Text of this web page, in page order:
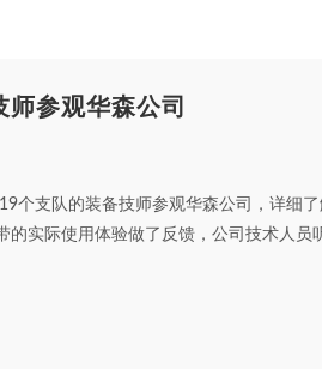
参观华森公司
个支队的装备技师参观华森公司，详
实际使用体验做了反馈，公司技术人员